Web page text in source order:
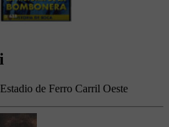
de Ferro Carril Oeste